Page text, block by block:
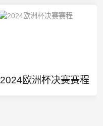
2024欧洲杯决赛赛程